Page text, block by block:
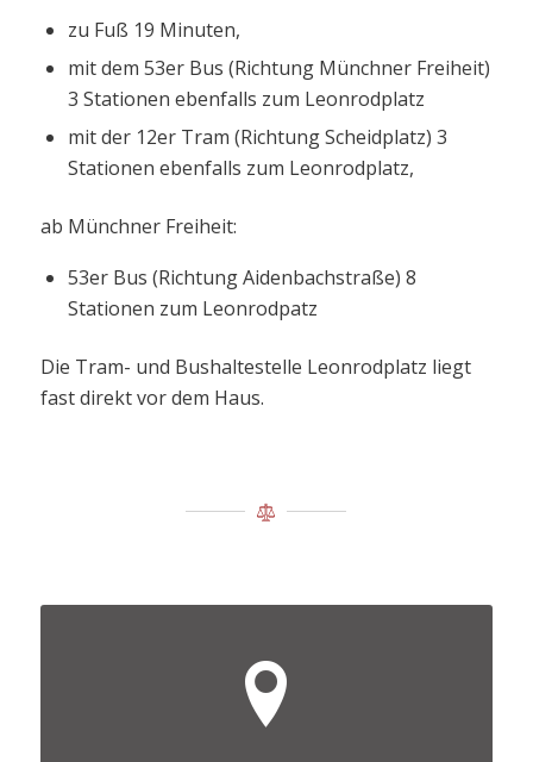
zu Fuß 19 Minuten,
mit dem 53er Bus (Richtung Münchner Freiheit)
3 Stationen ebenfalls zum Leonrodplatz
mit der 12er Tram (Richtung Scheidplatz) 3
Stationen ebenfalls zum Leonrodplatz,
ab Münchner Freiheit:
53er Bus (Richtung Aidenbachstraße) 8
Stationen zum Leonrodpatz
Die Tram- und Bushaltestelle Leonrodplatz liegt
fast direkt vor dem Haus.